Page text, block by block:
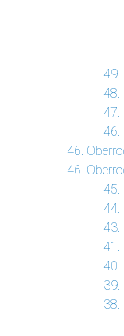
49.
48.
47.
46.
46.
46.
45.
44.
43.
41.
40.
39.
38.